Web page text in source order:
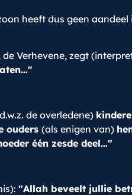
heeft dus geen aandeel
Verhevene, zegt
de overledene)
ouders (als enigen van)
één zesde deel…"
"Allah beveelt jullie